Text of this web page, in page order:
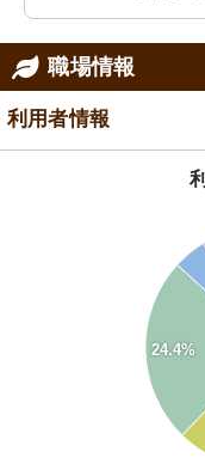
職場情報
利用者情報
24.4%